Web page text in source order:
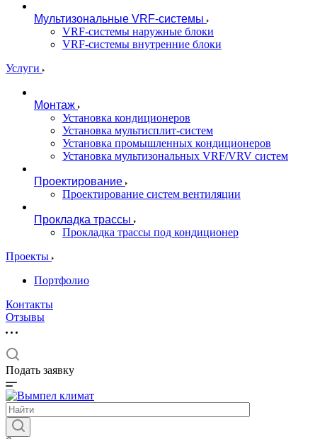
Мультизональные VRF-системы
VRF-системы наружные блоки
VRF-системы внутренние блоки
Услуги
Монтаж
Установка кондиционеров
Установка мультисплит-систем
Установка промышленных кондиционеров
Установка мультизональных VRF/VRV систем
Проектирование
Проектирование систем вентиляции
Прокладка трассы
Прокладка трассы под кондиционер
Проекты
Портфолио
Контакты
Отзывы
Подать заявку